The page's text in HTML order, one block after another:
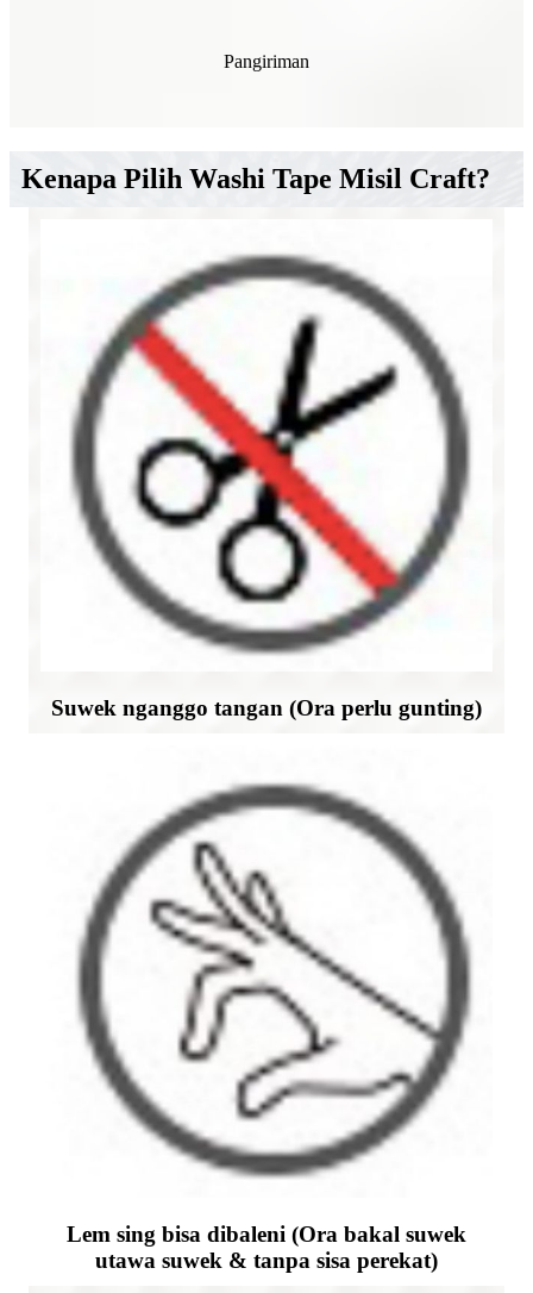
Pangiriman
Kenapa Pilih Washi Tape Misil Craft?
Suwek nganggo tangan (Ora perlu gunting)
Lem sing bisa dibaleni (Ora bakal suwek
utawa suwek & tanpa sisa perekat)